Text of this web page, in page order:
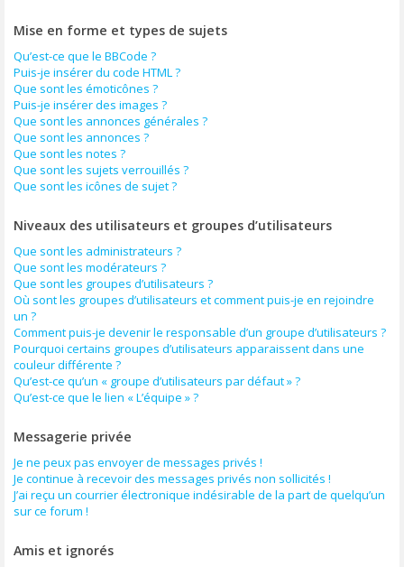
Mise en forme et types de sujets
Qu’est-ce que le BBCode ?
Puis-je insérer du code HTML ?
Que sont les émoticônes ?
Puis-je insérer des images ?
Que sont les annonces générales ?
Que sont les annonces ?
Que sont les notes ?
Que sont les sujets verrouillés ?
Que sont les icônes de sujet ?
Niveaux des utilisateurs et groupes d’utilisateurs
Que sont les administrateurs ?
Que sont les modérateurs ?
Que sont les groupes d’utilisateurs ?
Où sont les groupes d’utilisateurs et comment puis-je en rejoindre
un ?
Comment puis-je devenir le responsable d’un groupe d’utilisateurs ?
Pourquoi certains groupes d’utilisateurs apparaissent dans une
couleur différente ?
Qu’est-ce qu’un « groupe d’utilisateurs par défaut » ?
Qu’est-ce que le lien « L’équipe » ?
Messagerie privée
Je ne peux pas envoyer de messages privés !
Je continue à recevoir des messages privés non sollicités !
J’ai reçu un courrier électronique indésirable de la part de quelqu’un
sur ce forum !
Amis et ignorés